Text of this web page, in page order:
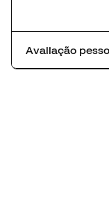
Avaliação